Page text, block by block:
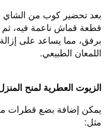
بعد تحضير كوب من الشاي
قطعة قماش ناعمة فيه،
برفق، مما يساعد على
اللمعان الطبيعي.
الزيوت العطرية لمنح
يمكن إضافة بضع قطرات من
مثل: